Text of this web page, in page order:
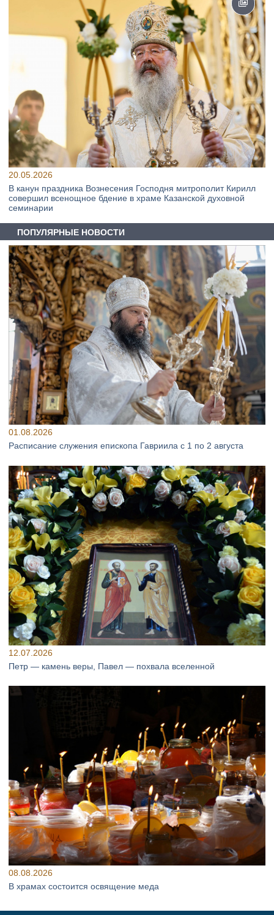
20.05.2026
В канун праздника Вознесения Господня митрополит Кирилл
совершил всенощное бдение в храме Казанской духовной
семинарии
ПОПУЛЯРНЫЕ НОВОСТИ
01.08.2026
Расписание служения епископа Гавриила с 1 по 2 августа
12.07.2026
Петр — камень веры, Павел — похвала вселенной
08.08.2026
В храмах состоится освящение меда